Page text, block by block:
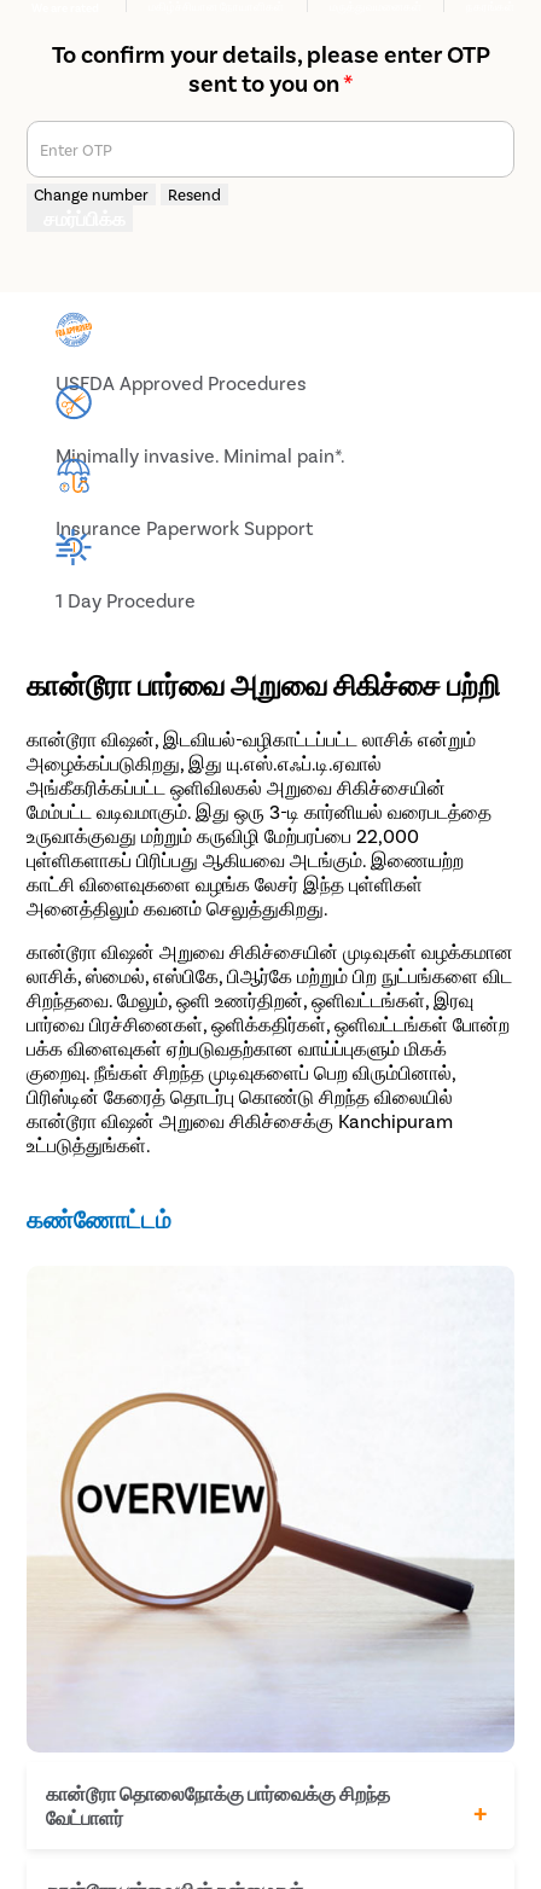
To confirm your details, please enter OTP
sent to you on*
Enter OTP
Change number Resend
USFDA Approved Procedures
Minimally invasive. Minimal pain*.
Insurance Paperwork Support
1 Day Procedure
கான்டூரா பார்வை அறுவை சிகிச்சை பற்றி
கான்டூரா விஷன், இடவியல்-வழிகாட்டப்பட்ட லாசிக் என்றும்
அழைக்கப்படுகிறது, இது யு.எஸ்.எஃப்.டி.ஏவால்
அங்கீகரிக்கப்பட்ட ஒளிவிலகல் அறுவை சிகிச்சையின்
மேம்பட்ட வடிவமாகும். இது ஒரு 3-டி கார்னியல் வரைபடத்தை
உருவாக்குவது மற்றும் கருவிழி மேற்பரப்பை 22,000
புள்ளிகளாகப் பிரிப்பது ஆகியவை அடங்கும். இணையற்ற
காட்சி விளைவுகளை வழங்க லேசர் இந்த புள்ளிகள்
அனைத்திலும் கவனம் செலுத்துகிறது.
கான்டூரா விஷன் அறுவை சிகிச்சையின் முடிவுகள் வழக்கமான
லாசிக், ஸ்மைல், எஸ்பிகே, பிஆர்கே மற்றும் பிற நுட்பங்களை விட
சிறந்தவை. மேலும், ஒளி உணர்திறன், ஒளிவட்டங்கள், இரவு
பார்வை பிரச்சினைகள், ஒளிக்கதிர்கள், ஒளிவட்டங்கள் போன்ற
பக்க விளைவுகள் ஏற்படுவதற்கான வாய்ப்புகளும் மிகக்
குறைவு. நீங்கள் சிறந்த முடிவுகளைப் பெற விரும்பினால்,
பிரிஸ்டின் கேரைத் தொடர்பு கொண்டு சிறந்த விலையில்
கான்டூரா விஷன் அறுவை சிகிச்சைக்கு Kanchipuram
உட்படுத்துங்கள்.
கண்ணோட்டம்
கான்டூரா தொலைநோக்கு பார்வைக்கு சிறந்த
வேட்பாளர்
18 வயது நிரம்பியவராக இருக்க வேண்டும்.